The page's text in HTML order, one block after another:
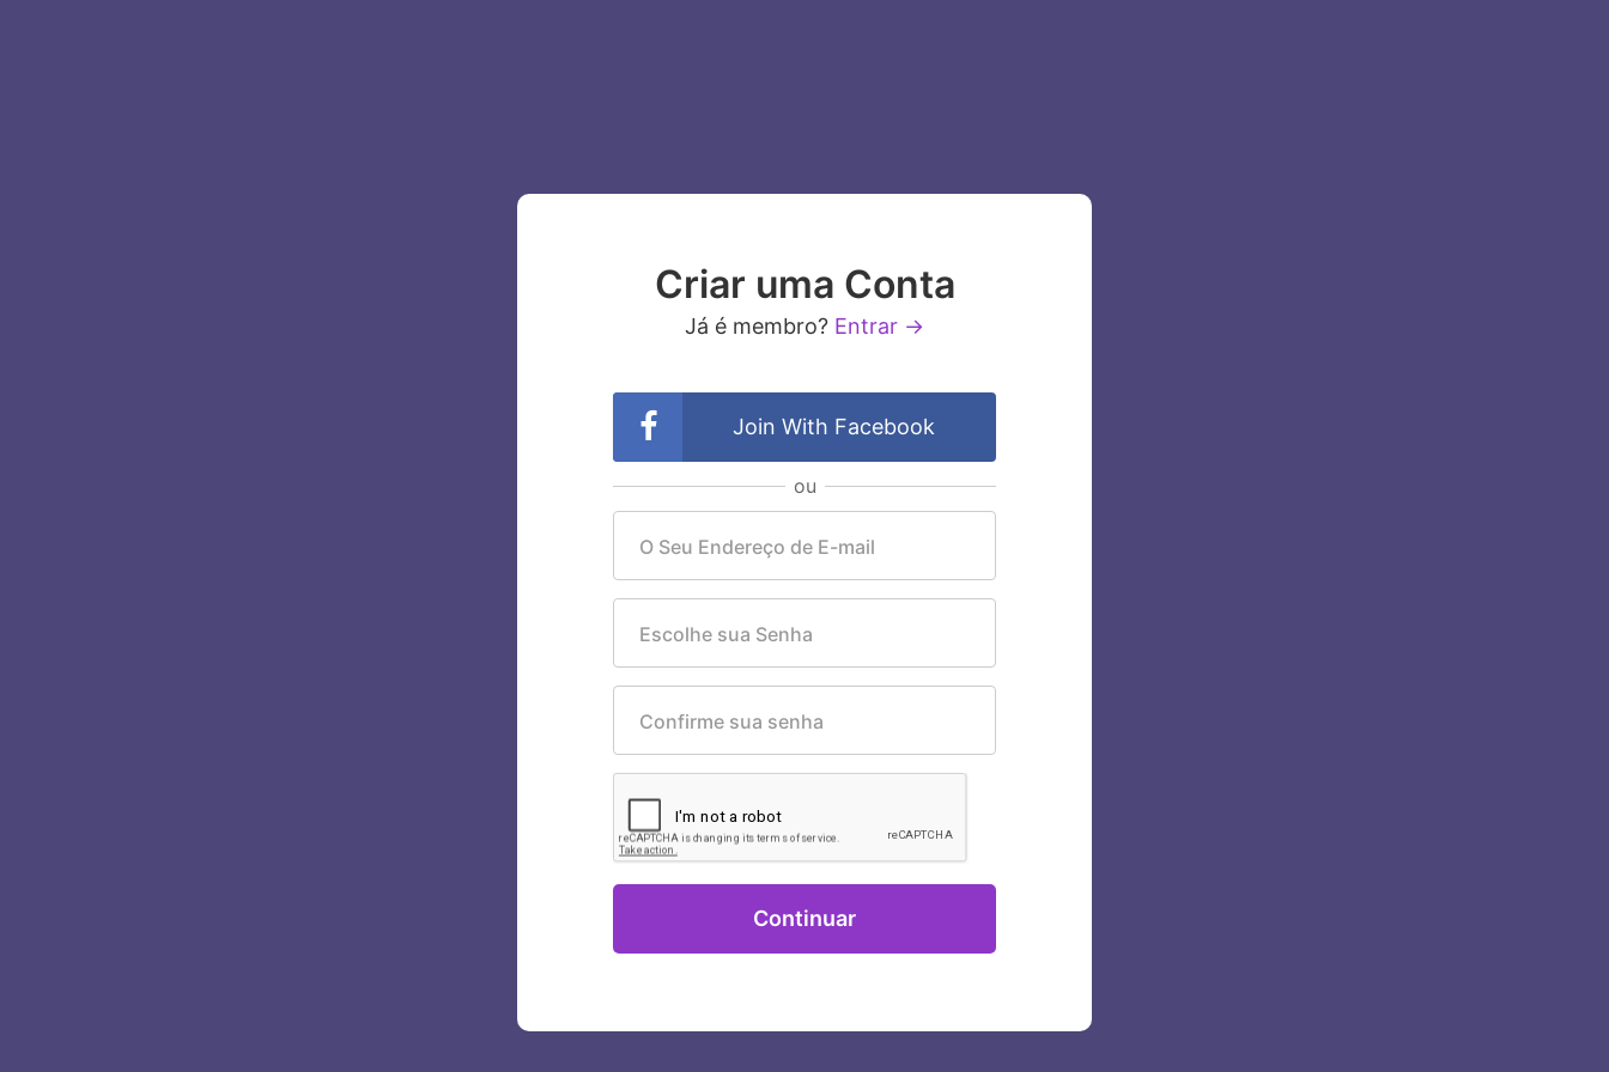
Criar uma Conta
Já é membro? Entrar →
Join With Facebook
ou
O Seu Endereço de E-mail
Escolhe sua Senha
Confirme sua senha